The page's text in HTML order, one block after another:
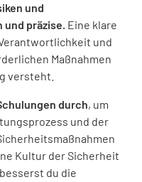
und
präzise. Eine klare
und
Maßnahmen
versteht.
durch, um
und der
Kultur der Sicherheit
du die